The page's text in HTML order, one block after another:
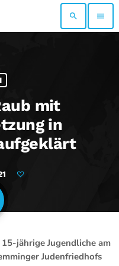
search menu
mit
in
jährige Jugendliche am
Judenfriedhofs